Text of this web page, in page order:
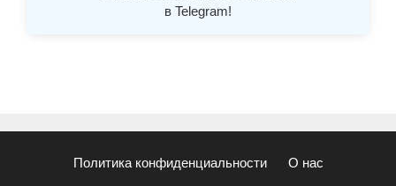
в Telegram!
Политика конфиденциальности О нас